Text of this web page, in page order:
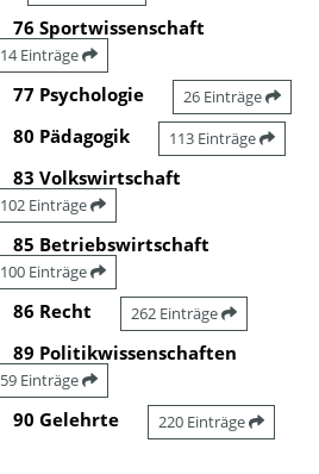
76 Sportwissenschaft
14 Einträge
77 Psychologie 26 Einträge
80 Pädagogik 113 Einträge
83 Volkswirtschaft
102 Einträge
85 Betriebswirtschaft
100 Einträge
86 Recht 262 Einträge
89 Politikwissenschaften
59 Einträge
90 Gelehrte 220 Einträge